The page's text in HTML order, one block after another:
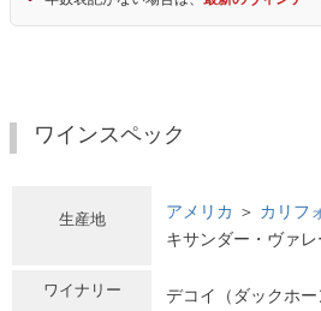
ワインスペック
生産地 アメリカ ＞ カリフ
キサンダー・ヴァレ
ワイナリー デコイ（ダックホー